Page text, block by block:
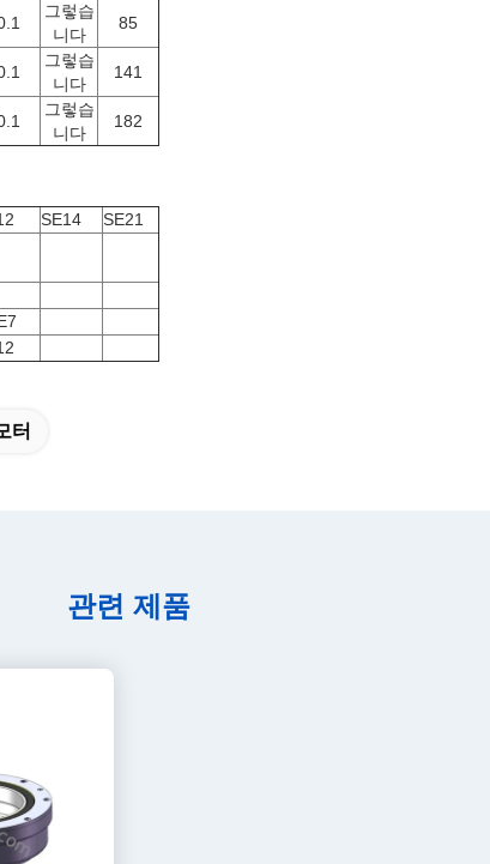
그렇습
니다
85
그렇습
니다
141
그렇습
니다
182
SE14
SE21
터
관련 제품